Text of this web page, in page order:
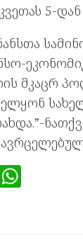
5-
მკაცრ